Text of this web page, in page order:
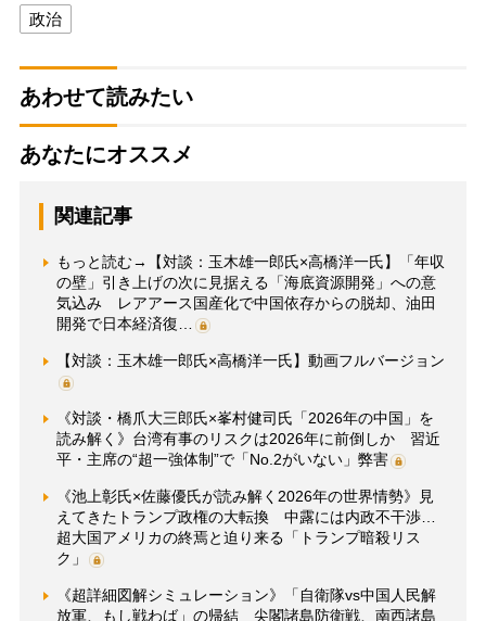
政治
あわせて読みたい
あなたにオススメ
関連記事
もっと読む→【対談：玉木雄一郎氏×高橋洋一氏】「年収
の壁」引き上げの次に見据える「海底資源開発」への意
気込み レアアース国産化で中国依存からの脱却、油田
開発で日本経済復…
【対談：玉木雄一郎氏×高橋洋一氏】動画フルバージョン
《対談・橋爪大三郎氏×峯村健司氏「2026年の中国」を
読み解く》台湾有事のリスクは2026年に前倒しか 習近
平・主席の“超一強体制”で「No.2がいない」弊害
《池上彰氏×佐藤優氏が読み解く2026年の世界情勢》見
えてきたトランプ政権の大転換 中露には内政不干渉…
超大国アメリカの終焉と迫り来る「トランプ暗殺リス
ク」
《超詳細図解シミュレーション》「自衛隊vs中国人民解
放軍、もし戦わば」の帰結 尖閣諸島防衛戦、南西諸島